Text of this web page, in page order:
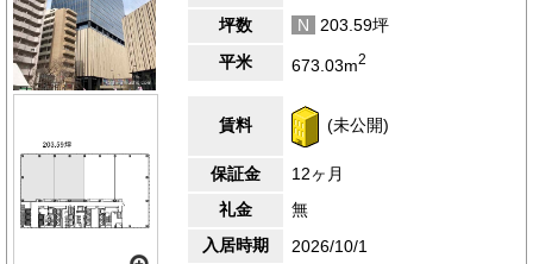
坪数
N
203.59坪
平米
673.03m2
賃料 (未公開)
保証金
12ヶ月
礼金
無
入居時期
2026/10/1